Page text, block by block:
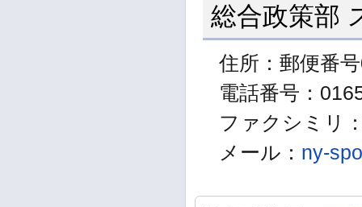
総合政策部
住所：郵便番
電話番号：
ファクシミリ
メール： ny-